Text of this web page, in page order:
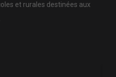
et rurales destinées aux